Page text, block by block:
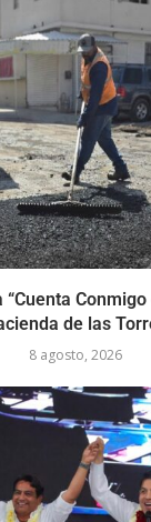
Conmigo
de las
8 agosto, 2026